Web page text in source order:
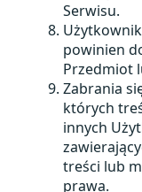
Serwisu.
powinien
Przedmiot
Zabrania
których
innych
treści lub
prawa.